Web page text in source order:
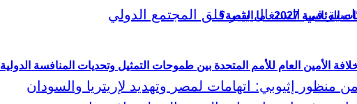
2027.. ما القصة؟
الأمين العام للأمم المتحدة بين طموحات التمثيل وتحديات المنافسة الدولية